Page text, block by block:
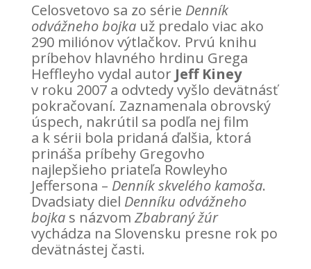
Celosvetovo sa zo série Denník
odvážneho bojkauž predalo viac ako
290 miliónov výtlačkov. Prvú knihu
príbehov hlavného hrdinu Grega
Heffleyho vydal autor Jeff Kiney
v roku 2007 a odvtedy vyšlo devätnásť
pokračovaní. Zaznamenala obrovský
úspech, nakrútil sa podľa nej film
a k sérii bola pridaná ďalšia, ktorá
prináša príbehy Gregovho
najlepšieho priateľa Rowleyho
Jeffersona – Denník skvelého kamoša.
Dvadsiaty diel Denníku odvážneho
bojkas názvom Zbabraný žúr
vychádza na Slovensku presne rok po
devätnástej časti.